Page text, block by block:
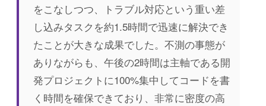
をこなしつつ、トラブル対応という重い差
し込みタスクを約1.5時間で迅速に解決でき
たことが大きな成果でした。不測の事態が
ありながらも、午後の2時間は主軸である開
発プロジェクトに100%集中してコードを書
く時間を確保できており、非常に密度の高